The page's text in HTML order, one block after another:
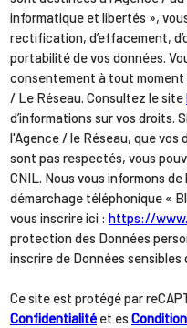
informatique et libertés »,
rectification, d’effacement,
portabilité de vos données.
consentement à tout
/ Le Réseau. Consultez le site
d’informations sur vos droits.
l'Agence / le Réseau, que
sont pas respectés, vous
CNIL. Nous vous informons
démarchage téléphonique «
vous inscrire ici : https://
protection des Données
inscrire de Données sensibles
Ce site est protégé par
Confidentialité et es